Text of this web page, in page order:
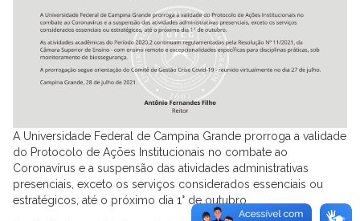
A Universidade Federal de Campina Grande prorroga a validade
do Protocolo de Ações Institucionais no combate ao
Coronavírus e a suspensão das atividades administrativas
presenciais, exceto os serviços considerados essenciais ou
estratégicos, até o próximo dia 1° de outubro.